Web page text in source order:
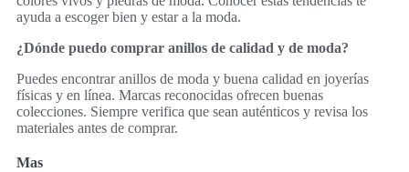
ayuda a escoger bien y estar a la moda.
¿Dónde puedo comprar anillos de calidad y de moda?
Puedes encontrar anillos de moda y buena calidad en joyerías
físicas y en línea. Marcas reconocidas ofrecen buenas
colecciones. Siempre verifica que sean auténticos y revisa los
materiales antes de comprar.
Mas